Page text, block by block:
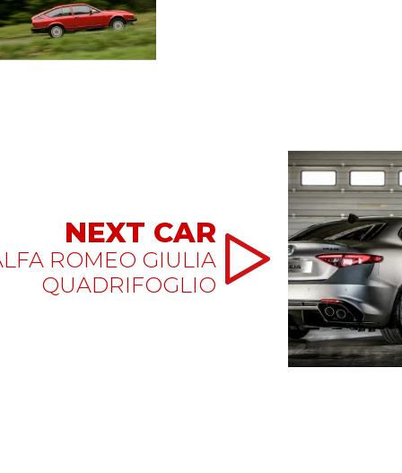
NEXT CAR
ROMEO GIULIA
QUADRIFOGLIO